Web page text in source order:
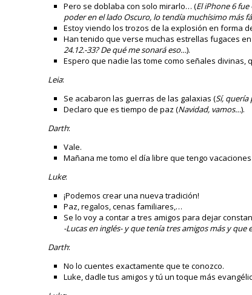
Pero se doblaba con solo mirarlo… (El iPhone 6
poder en el lado Oscuro, lo tendía muchísimo más
Estoy viendo los trozos de la explosión en forma
Han tenido que verse muchas estrellas fugaces
24.12.-33? De qué me sonará eso…).
Espero que nadie las tome como señales divinas,
Leia:
Se acabaron las guerras de las galaxias (Sí, quería
Declaro que es tiempo de paz (Navidad, vamos…).
Darth:
Vale.
Mañana me tomo el día libre que tengo
Luke:
¡Podemos crear una nueva tradición!
Paz, regalos, cenas familiares,…
Se lo voy a contar a tres amigos para dejar
-Lucas en inglés- y que tenía tres amigos más y
Darth:
No lo cuentes exactamente que te conozco.
Luke, dadle tus amigos y tú un toque más